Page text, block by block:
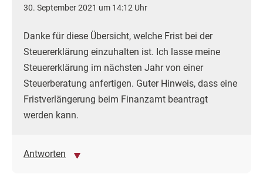
30. September 2021 um 14:12 Uhr
Danke für diese Übersicht, welche Frist bei der
Steuererklärung einzuhalten ist. Ich lasse meine
Steuererklärung im nächsten Jahr von einer
Steuerberatung anfertigen. Guter Hinweis, dass eine
Fristverlängerung beim Finanzamt beantragt
werden kann.
Antworten